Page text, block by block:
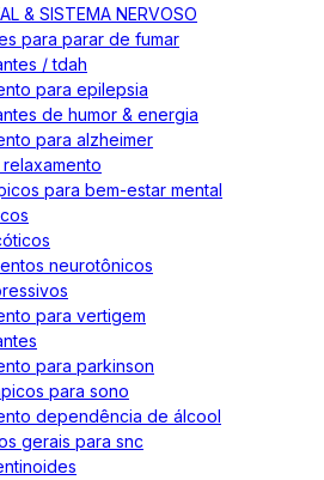
& SISTEMA NERVOSO
para parar de fumar
/ tdah
para epilepsia
de humor & energia
para alzheimer
para bem-estar mental
neurotônicos
para vertigem
para parkinson
para sono
dependência de álcool
gerais para snc